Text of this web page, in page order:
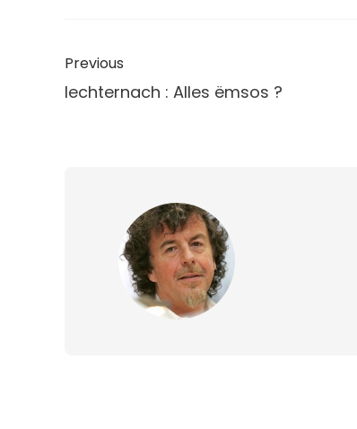
Previous
Iechternach : Alles ëmsos ?